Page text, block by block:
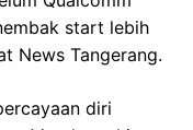
start lebih
News Tangerang.
diri